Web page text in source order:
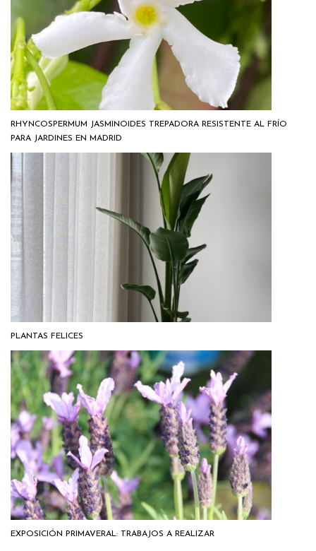
RHYNCOSPERMUM JASMINOIDES TREPADORA RESISTENTE AL FRÍO
PARA JARDINES EN MADRID
PLANTAS FELICES
EXPOSICIÓN PRIMAVERAL: TRABAJOS A REALIZAR